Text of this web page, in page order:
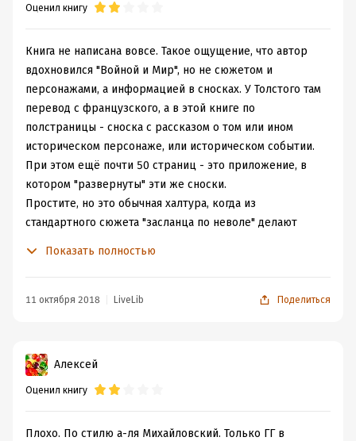
буду.
Оценил книгу
Книга не написана вовсе. Такое ощущение, что автор
вдохновился "Войной и Мир", но не сюжетом и
персонажами, а информацией в сносках. У Толстого там
перевод с французского, а в этой книге по
полстраницы - сноска с рассказом о том или ином
историческом персонаже, или историческом событии.
При этом ещё почти 50 страниц - это приложение, в
котором "развернуты" эти же сноски.
Простите, но это обычная халтура, когда из
стандартного сюжета "засланца по неволе" делают
Показать полностью
11 октября 2018 LiveLib Поделиться
Алексей
Оценил книгу
Плохо. По стилю а-ля Михайловский. Только ГГ в